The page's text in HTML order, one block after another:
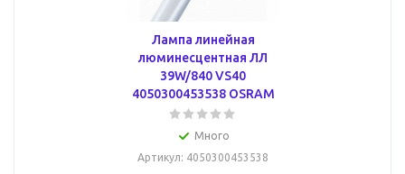
Лампа линейная
люминесцентная ЛЛ
39W/840 VS40
4050300453538 OSRAM
Много
Артикул: 4050300453538